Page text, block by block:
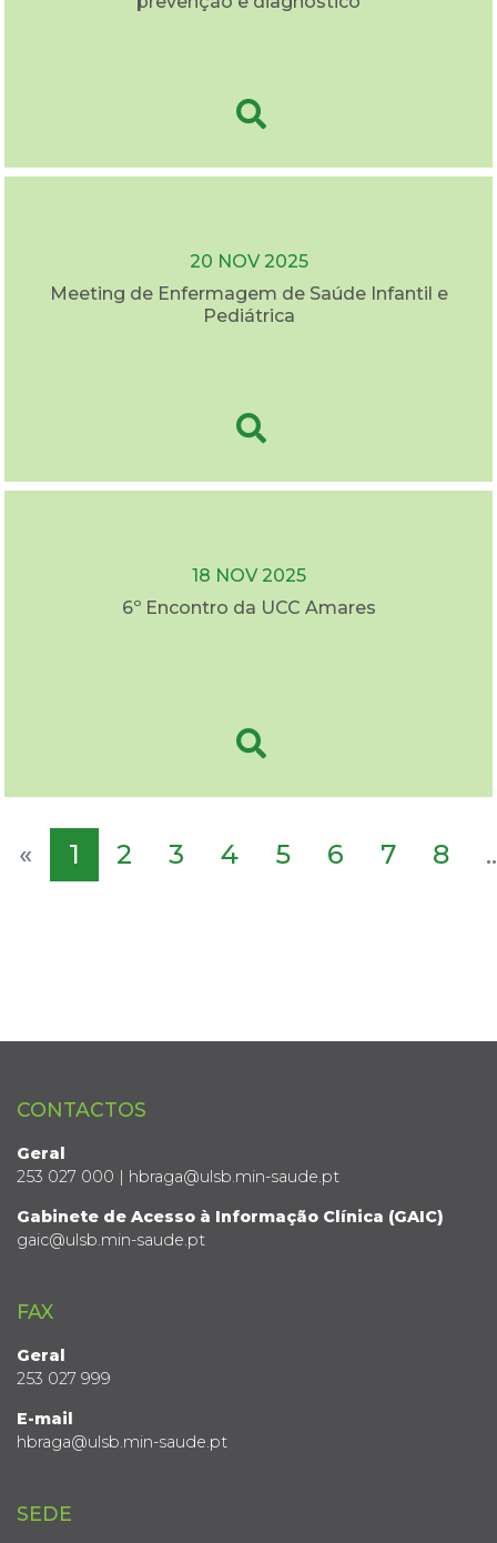
20 NOV 2025
Meeting de Enfermagem de Saúde Infantil e
Pediátrica
18 NOV 2025
6º Encontro da UCC Amares
« 1 2 3 4 5 6 7 8
CONTACTOS
Geral
253 027 000 | hbraga@ulsb.min-saude.pt
Gabinete de Acesso à Informação Clínica (GAIC)
gaic@ulsb.min-saude.pt
FAX
Geral
253 027 999
E-mail
hbraga@ulsb.min-saude.pt
SEDE